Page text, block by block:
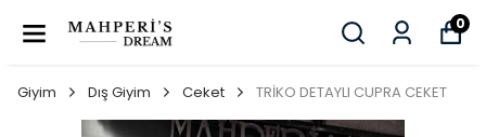
0
Giyim Dış Giyim Ceket TRİKO DETAYLI CUPRA CEKET